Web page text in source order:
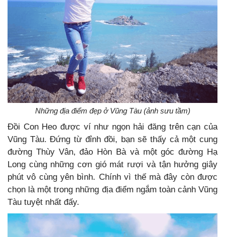
Những địa điểm đẹp ở Vũng Tàu (ảnh sưu tầm)
Đồi Con Heo được ví như ngọn hải đăng trên cạn của
Vũng Tàu. Đứng từ đỉnh đồi, bạn sẽ thấy cả một cung
đường Thùy Vân, đảo Hòn Bà và một góc đường Hạ
Long cùng những cơn gió mát rượi và tận hưởng giây
phút vô cùng yên bình. Chính vì thế mà đây còn được
chọn là một trong những địa điểm ngắm toàn cảnh Vũng
Tàu tuyệt nhất đấy.